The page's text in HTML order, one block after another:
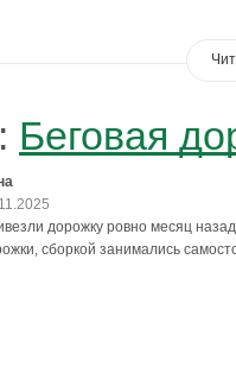
Беговая
дорожку ровно месяц
сборкой занимались